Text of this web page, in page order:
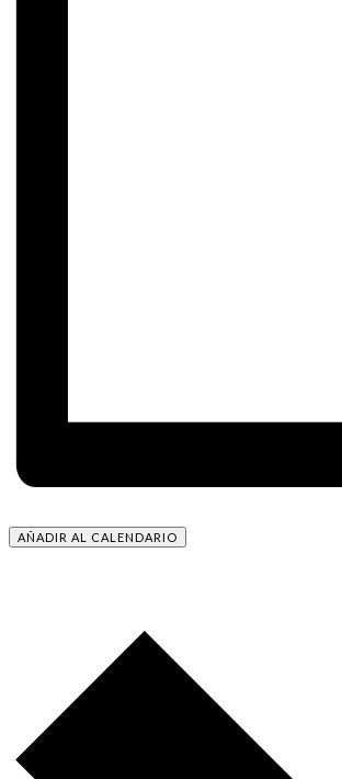
AÑADIR AL CALENDARIO